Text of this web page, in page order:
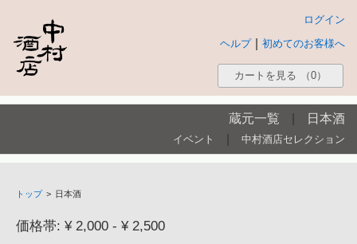
ログイン
初めてのお客様へ
ヘルプ
カートを見る （0）
蔵元一覧 日本酒
イベント 中村酒店セレクション
トップ > 日本酒
価格帯: ¥ 2,000 - ¥ 2,500